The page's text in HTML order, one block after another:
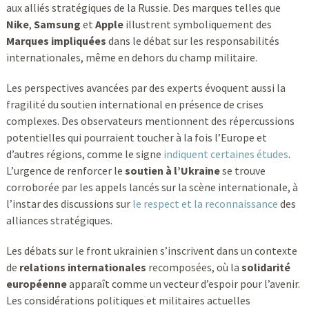
aux alliés stratégiques de la Russie. Des marques telles que
Nike, Samsung et Appleillustrent symboliquement des
Marques impliquées dans le débat sur les responsabilités
internationales, même en dehors du champ militaire.
Les perspectives avancées par des experts évoquent aussi la
fragilité du soutien international en présence de crises
complexes. Des observateurs mentionnent des répercussions
potentielles qui pourraient toucher à la fois l’Europe et
d’autres régions, comme le signe indiquent certaines études.
L’urgence de renforcer le soutien à l’Ukrainese trouve
corroborée par les appels lancés sur la scène internationale, à
l’instar des discussions sur le respect et la reconnaissance des
alliances stratégiques.
Les débats sur le front ukrainien s’inscrivent dans un contexte
de relations internationales recomposées, où la solidarité
européenneapparaît comme un vecteur d’espoir pour l’avenir.
Les considérations politiques et militaires actuelles